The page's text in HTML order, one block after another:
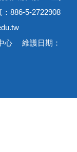
：886-5-2722908
心 維護日期：